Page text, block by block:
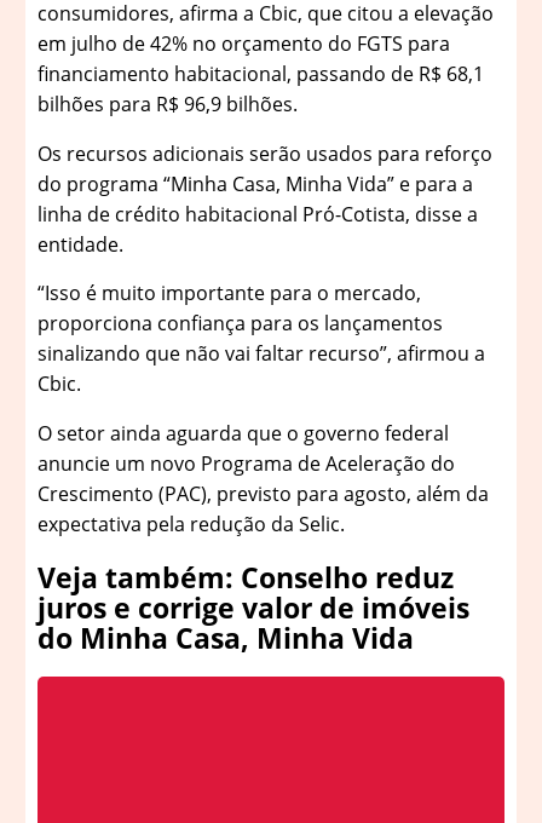
consumidores, afirma a Cbic, que citou a elevação
em julho de 42% no orçamento do FGTS para
financiamento habitacional, passando de R$ 68,1
bilhões para R$ 96,9 bilhões.
Os recursos adicionais serão usados para reforço
do programa “Minha Casa, Minha Vida” e para a
linha de crédito habitacional Pró-Cotista, disse a
entidade.
“Isso é muito importante para o mercado,
proporciona confiança para os lançamentos
sinalizando que não vai faltar recurso”, afirmou a
Cbic.
O setor ainda aguarda que o governo federal
anuncie um novo Programa de Aceleração do
Crescimento (PAC), previsto para agosto, além da
expectativa pela redução da Selic.
Veja também: Conselho reduz
juros e corrige valor de imóveis
do Minha Casa, Minha Vida